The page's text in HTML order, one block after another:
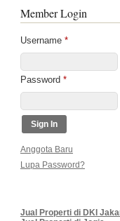
Member Login
Username *
Password *
Anggota Baru
Lupa Password?
Jual Properti di DKI